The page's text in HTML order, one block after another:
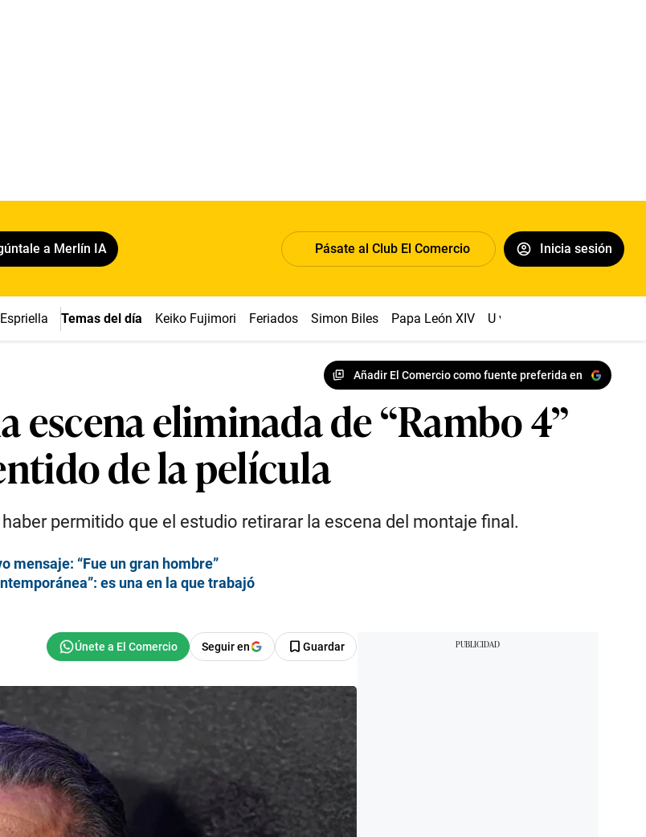
a Merlín IA Pásate al Club El Comercio Inicia sesión
Temas del día Keiko Fujimori Feriados Simon Biles Papa León XIV U vs Cristal
Añadir El Comercio como fuente preferida en
escena eliminada de “Rambo 4”
de la película
permitido que el estudio retirarar la escena del montaje final.
mensaje: “Fue un gran hombre”
es una en la que trabajó
Seguir en Guardar